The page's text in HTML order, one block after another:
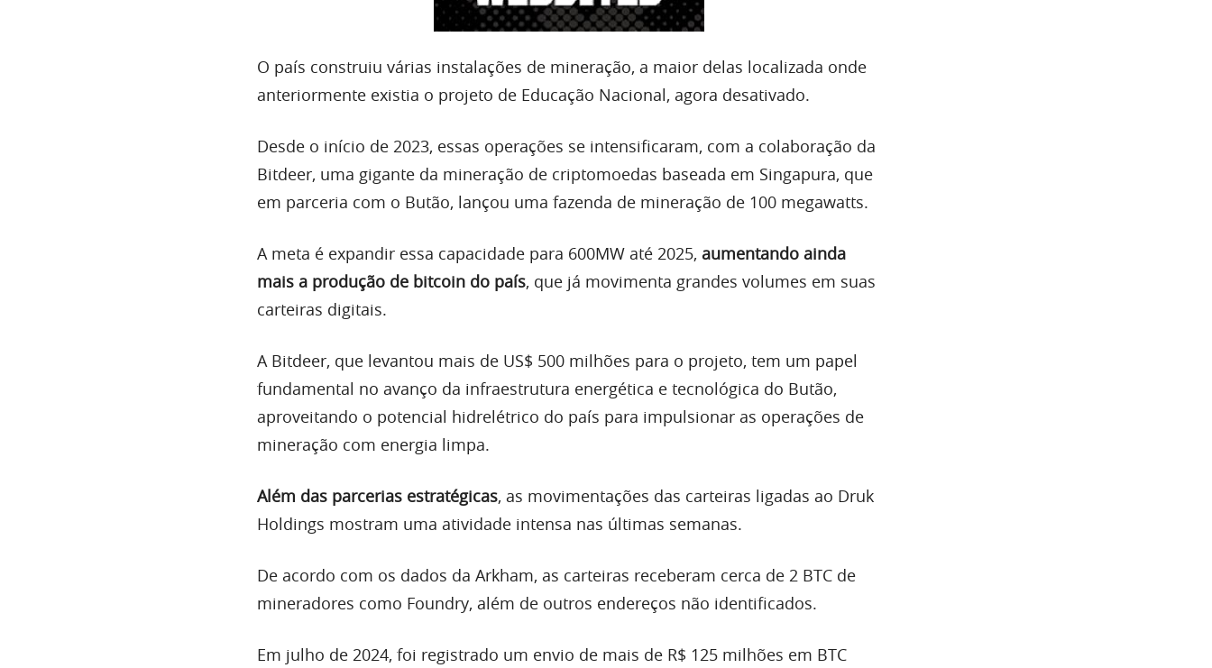
O país construiu várias instalações de mineração, a maior delas localizada onde
anteriormente existia o projeto de Educação Nacional, agora desativado.
Desde o início de 2023, essas operações se intensificaram, com a colaboração da
Bitdeer, uma gigante da mineração de criptomoedas baseada em Singapura, que
em parceria com o Butão, lançou uma fazenda de mineração de 100 megawatts.
A meta é expandir essa capacidade para 600MW até 2025, aumentando ainda
mais a produção de bitcoin do país, que já movimenta grandes volumes em suas
carteiras digitais.
A Bitdeer, que levantou mais de US$ 500 milhões para o projeto, tem um papel
fundamental no avanço da infraestrutura energética e tecnológica do Butão,
aproveitando o potencial hidrelétrico do país para impulsionar as operações de
mineração com energia limpa.
Além das parcerias estratégicas, as movimentações das carteiras ligadas ao Druk
Holdings mostram uma atividade intensa nas últimas semanas.
De acordo com os dados da Arkham, as carteiras receberam cerca de 2 BTC de
mineradores como Foundry, além de outros endereços não identificados.
Em julho de 2024, foi registrado um envio de mais de R$ 125 milhões em BTC